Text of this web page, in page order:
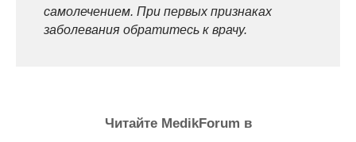
самолечением. При первых признаках
заболевания обратитесь к врачу.
Читайте MedikForum в